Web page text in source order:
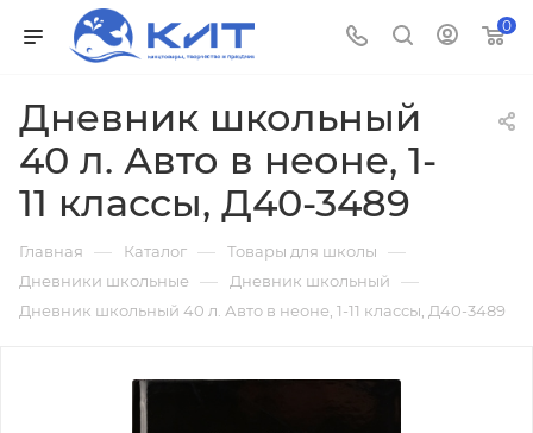
0
Дневник школьный
40 л. Авто в неоне, 1-
11 классы, Д40-3489
Главная — Каталог — Товары для школы —
Дневники школьные — Дневник школьный —
Дневник школьный 40 л. Авто в неоне, 1-11 классы, Д40-3489